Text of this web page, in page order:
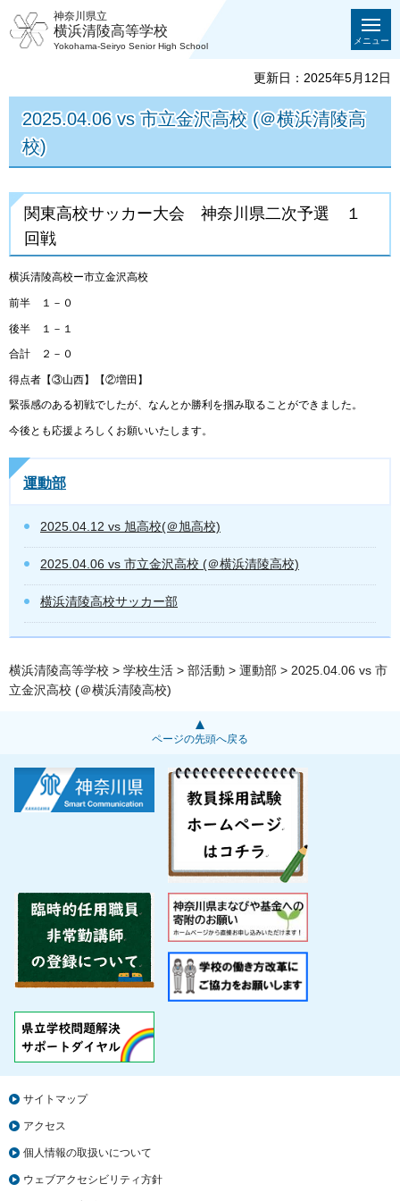
神奈川県立
横浜清陵高等学校
Yokohama-Seiryo Senior High School
メニュー
更新日：2025年5月12日
2025.04.06 vs 市立金沢高校 (＠横浜清陵高
校)
関東高校サッカー大会 神奈川県二次予選 １
回戦
横浜清陵高校ー市立金沢高校
前半 １－０
後半 １－１
合計 ２－０
得点者【③山西】【②増田】
緊張感のある初戦でしたが、なんとか勝利を掴み取ることができました。
今後とも応援よろしくお願いいたします。
運動部
2025.04.12 vs 旭高校(＠旭高校)
2025.04.06 vs 市立金沢高校 (＠横浜清陵高校)
横浜清陵高校サッカー部
横浜清陵高等学校 > 学校生活 > 部活動 > 運動部 > 2025.04.06 vs 市
立金沢高校 (＠横浜清陵高校)
ページの先頭へ戻る
サイトマップ
アクセス
個人情報の取扱いについて
ウェブアクセシビリティ方針